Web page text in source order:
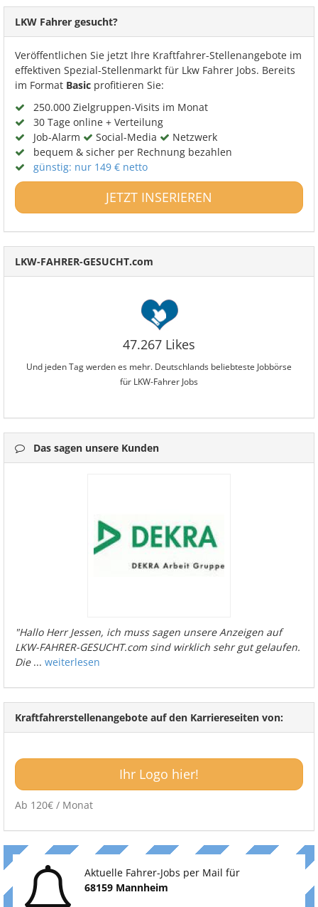
LKW Fahrer gesucht?
Veröffentlichen Sie jetzt Ihre Kraftfahrer-Stellenangebote im
effektiven Spezial-Stellenmarkt für Lkw Fahrer Jobs. Bereits
im Format Basic profitieren Sie:
250.000 Zielgruppen-Visits im Monat
30 Tage online + Verteilung
Job-Alarm
Social-Media
Netzwerk
bequem & sicher per Rechnung bezahlen
günstig: nur 149 € netto
JETZT INSERIEREN
LKW-FAHRER-GESUCHT.com
47.267 Likes
Und jeden Tag werden es mehr. Deutschlands beliebteste Jobbörse
für LKW-Fahrer Jobs
Das sagen unsere Kunden
"Hallo Herr Jessen, ich muss sagen unsere Anzeigen auf
LKW-FAHRER-GESUCHT.com sind wirklich sehr gut gelaufen.
Die... weiterlesen
Kraftfahrerstellenangebote auf den Karriereseiten von:
Ihr Logo hier!
Ab 120€ / Monat
Aktuelle Fahrer-Jobs per Mail für
68159 Mannheim